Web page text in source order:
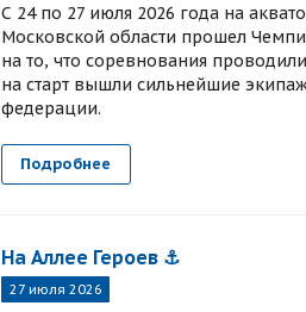
С 24 по 27 июля 2026 года на
Московской области прошел
на то, что соревнования
на старт вышли сильнейшие
федерации.
Подробнее
На Аллее Героев ⚓
27 июля 2026